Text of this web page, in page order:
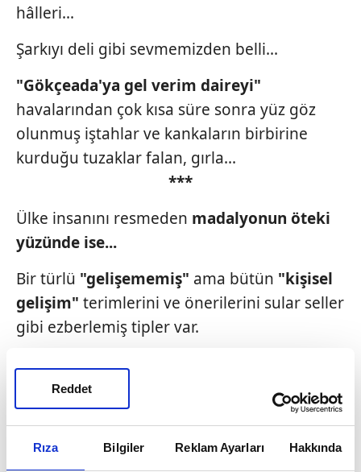
Rıza Bilgiler Reklam Ayarları Hakkında
Reddet
hâlleri...
Şarkıyı deli gibi sevmemizden belli...
"Gökçeada'ya gel verim daireyi"
havalarından çok kısa süre sonra yüz göz
olunmuş iştahlar ve kankaların birbirine
kurduğu tuzaklar falan, gırla...
***
Ülke insanını resmeden madalyonun öteki
yüzünde ise...
Bir türlü "gelişememiş" ama bütün "kişisel
gelişim" terimlerini ve önerilerini sular seller
gibi ezberlemiş tipler var.
Daha doğrusu,
türlü iyilik hissi ve
dayanışmayı çöpe atmış
tipler...
Beyaz yakalı çalışma ortamlarını esir alan